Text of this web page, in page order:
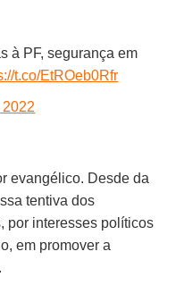
à PF, segurança em
t.co/EtROeb0Rfr
2022
evangélico. Desde da
tentiva dos
por interesses políticos
em promover a